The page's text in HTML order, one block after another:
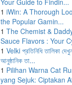
Your Guide to Findin...
1 iWin: A Thorough
the Popular Gamin...
1 The Chemist &
Sauce Flavors : Your
1 Velki প্রতিনিধি তালিকা
আনুষ্ঠানিক তা...
1 Pilihan Warna Cat
yang Sejuk: Ciptakan